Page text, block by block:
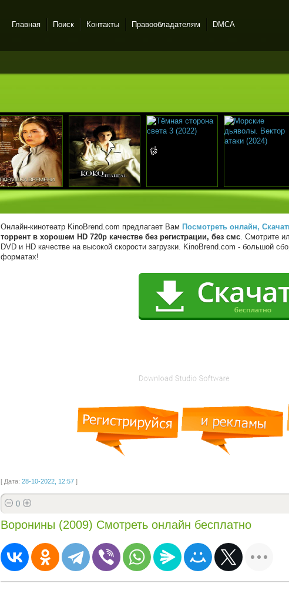
Главная Поиск Контакты Правообладателям DMCA
Онлайн-кинотеатр KinoBrend.com предлагает Вам Посмотреть онлайн,
торрент в хорошем HD 720p качестве без регистрации, без смс. Смотрите
DVD и HD качестве на высокой скорости загрузки. KinoBrend.com - большой
форматах!
[ Дата: 28-10-2022, 12:57 ]
0
Воронины (2009) Смотреть онлайн бесплатно